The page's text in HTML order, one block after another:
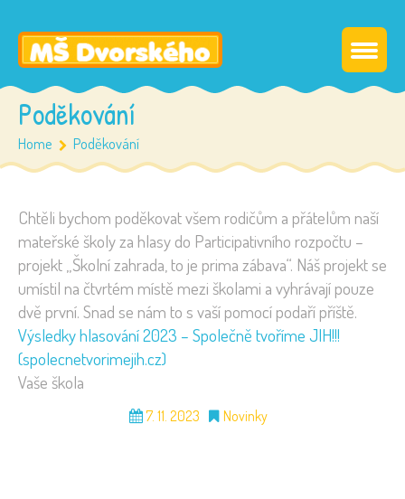
Poděkování
Home Poděkování
Chtěli bychom poděkovat všem rodičům a přátelům naší
mateřské školy za hlasy do Participativního rozpočtu –
projekt „Školní zahrada, to je prima zábava“. Náš projekt se
umístil na čtvrtém místě mezi školami a vyhrávají pouze
dvě první. Snad se nám to s vaší pomocí podaří příště.
Výsledky hlasování 2023 – Společně tvoříme JIH!!!
(spolecnetvorimejih.cz)
Vaše škola
7. 11. 2023 Novinky